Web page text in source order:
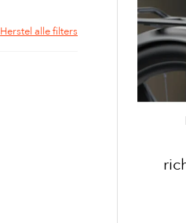
Herstel alle filters